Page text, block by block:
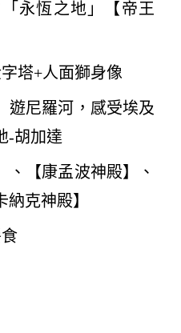
永恆之地」【帝王
塔+人面獅身像
遊尼羅河，感受埃及
-胡加達
、【康孟波神殿】、
納克神殿】